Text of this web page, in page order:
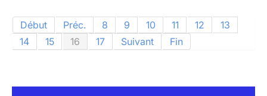
Début Préc. 8 9 10 11 12
13
14
15 16 17 Suivant Fin